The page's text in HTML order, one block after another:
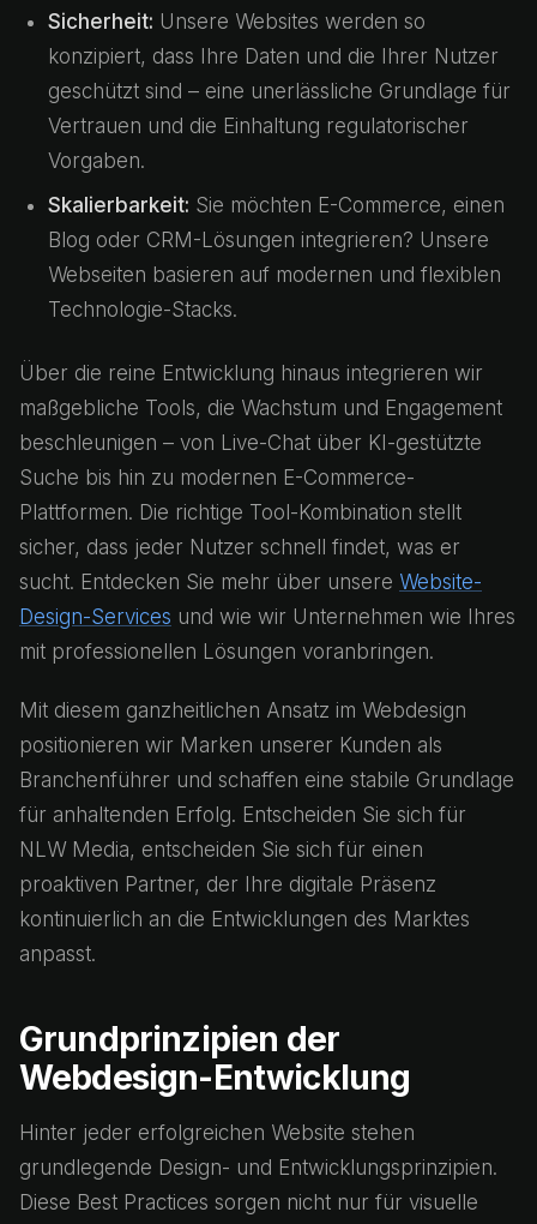
Sicherheit: Unsere Websites werden so
konzipiert, dass Ihre Daten und die Ihrer Nutzer
geschützt sind – eine unerlässliche Grundlage für
Vertrauen und die Einhaltung regulatorischer
Vorgaben.
Skalierbarkeit: Sie möchten E-Commerce, einen
Blog oder CRM-Lösungen integrieren? Unsere
Webseiten basieren auf modernen und flexiblen
Technologie-Stacks.
Über die reine Entwicklung hinaus integrieren wir
maßgebliche Tools, die Wachstum und Engagement
beschleunigen – von Live-Chat über KI-gestützte
Suche bis hin zu modernen E-Commerce-
Plattformen. Die richtige Tool-Kombination stellt
sicher, dass jeder Nutzer schnell findet, was er
sucht. Entdecken Sie mehr über unsere Website-
Design-Services und wie wir Unternehmen wie Ihres
mit professionellen Lösungen voranbringen.
Mit diesem ganzheitlichen Ansatz im Webdesign
positionieren wir Marken unserer Kunden als
Branchenführer und schaffen eine stabile Grundlage
für anhaltenden Erfolg. Entscheiden Sie sich für
NLW Media, entscheiden Sie sich für einen
proaktiven Partner, der Ihre digitale Präsenz
kontinuierlich an die Entwicklungen des Marktes
anpasst.
Grundprinzipien der
Webdesign-Entwicklung
Hinter jeder erfolgreichen Website stehen
grundlegende Design- und Entwicklungsprinzipien.
Diese Best Practices sorgen nicht nur für visuelle